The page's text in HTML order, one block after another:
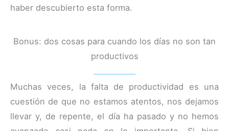
haber descubierto esta forma.
Bonus: dos cosas para cuando los días no son tan
productivos
Muchas veces, la falta de productividad es una
cuestión de que no estamos atentos, nos dejamos
llevar y, de repente, el día ha pasado y no hemos